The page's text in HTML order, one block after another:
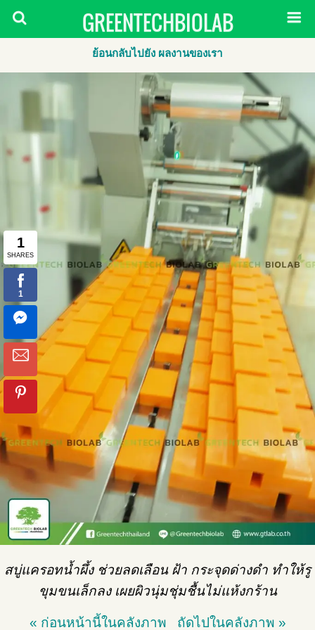
GREENTECHBIOLAB
ย้อนกลับไปยัง ผลงานของเรา
สบู่แครอทน้ำผึ้ง ช่วยลดเลือน ฝ้า กระจุดด่างดำ ทำให้รู
ขุมขนเล็กลง เผยผิวนุ่มชุ่มชื้นไม่แห้งกร้าน
« ก่อนหน้านี้ในคลังภาพ ถัดไปในคลังภาพ »